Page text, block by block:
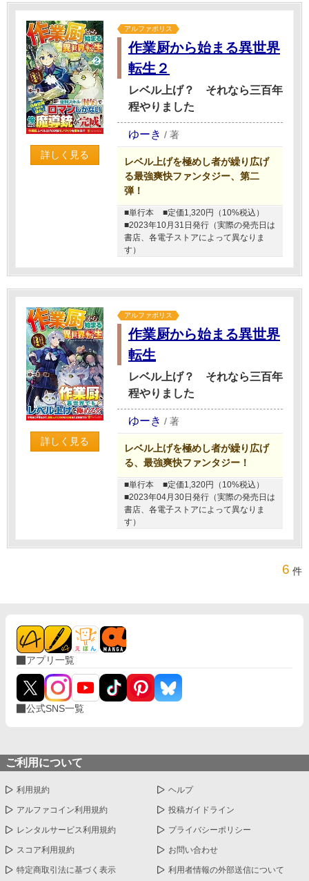
詳しく見る
アルファポリス
作業厨から始まる異世界
転生２
レベル上げ？ それなら三百年
程やりました
ゆーき / 著
レベル上げを極めし者が繰り広げ
る最強爽快ファンタジー、第二
弾！
■単行本
■定価1,320円（10%税込）
■2023年10月31日発行（実際の発売日は
書店、各電子ストアによって異なりま
す）
詳しく見る
アルファポリス
作業厨から始まる異世界
転生
レベル上げ？ それなら三百年
程やりました
ゆーき / 著
レベル上げを極めし者が繰り広げ
る、最強爽快ファンタジー！
■単行本
■定価1,320円（10%税込）
■2023年04月30日発行（実際の発売日は
書店、各電子ストアによって異なりま
す）
6 件
アプリ一覧
公式SNS一覧
ご利用について
利用規約 ヘルプ
アルファコイン利用規約 投稿ガイドライン
レンタルサービス利用規約 プライバシーポリシー
スコア利用規約 お問い合わせ
特定商取引法に基づく表示 利用者情報の外部送信について